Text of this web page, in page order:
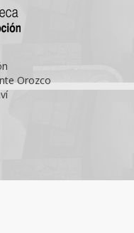
Orozco